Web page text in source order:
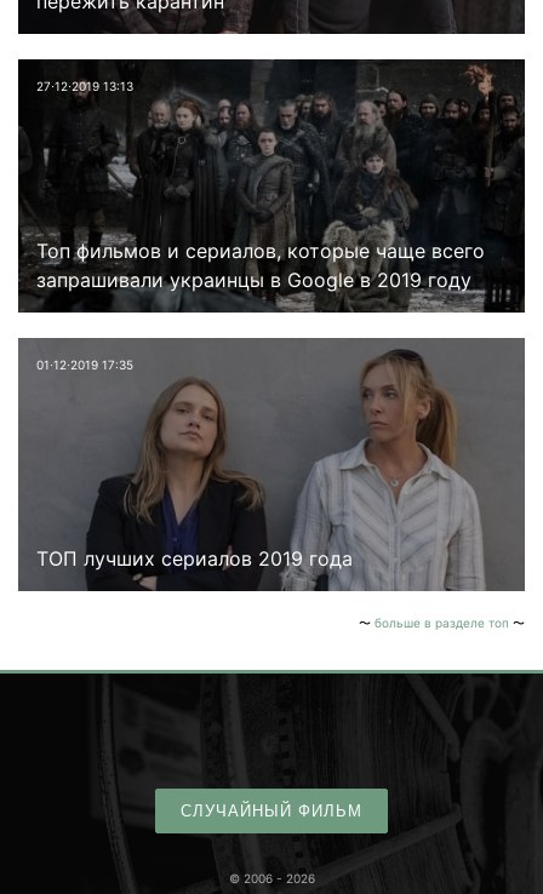
27⋅12⋅2019 13:13
Топ фильмов и сериалов, которые чаще всего
запрашивали украинцы в Google в 2019 году
01⋅12⋅2019 17:35
ТОП лучших сериалов 2019 года
больше в разделе топ
СЛУЧАЙНЫЙ ФИЛЬМ
© 2006 - 2026